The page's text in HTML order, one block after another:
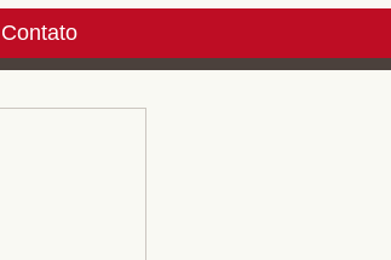
Contato